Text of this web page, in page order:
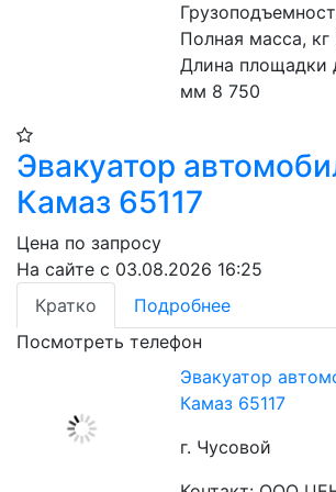
Полная масса,
Длина площадки
мм 8 750
Эвакуатор
Камаз 65117
Цена по запросу
На сайте с 03.08.2026 16:25
Кратко
Подробнее
Посмотреть телефон
Эвакуатор
Камаз 65117
г. Чусовой